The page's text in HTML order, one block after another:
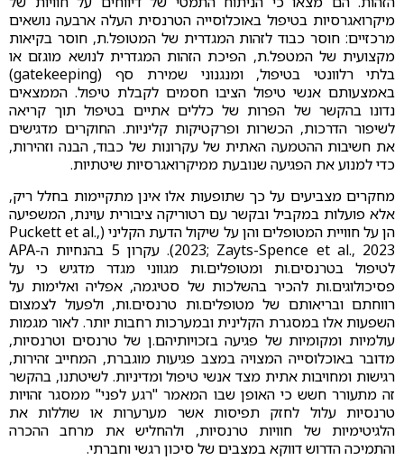
מיקרואגרסיות בטיפול באוכלוסייה הטרנסית העלה ארבעה נושאים
מרכזיים: חוסר כבוד לזהות המגדרית של המטופל.ת, חוסר בקיאות
מקצועית של המטפל.ת, הפיכת הזהות המגדרית לנושא מוגזם או
בלתי רלוונטי בטיפול, ומנגנוני שמירת סף (gatekeeping)
באמצעותם אנשי טיפול הציבו חסמים לקבלת טיפול. הממצאים
נדונו בהקשר של הפרות של כללים אתיים בטיפול תוך קריאה
לשיפור הדרכות, הכשרות ופרקטיקות קליניות. החוקרים מדגישים
את חשיבות ההטמעה האתית של עקרונות של כבוד, הבנה וזהירות,
כדי למנוע את הפגיעה שנובעת ממיקרואגרסיות שיטתיות.
מחקרים מצביעים על כך שתופעות אלו אינן מתקיימות בחלל ריק,
אלא פועלות במקביל ובקשר עם רטוריקה ציבורית עוינת, המשפיעה
הן על חוויית המטופלים והן על שיקול הדעת הקליני (Puckett et al.,
2023; Zayts-Spence et al., 2023). עקרון 5 בהנחיות ה-APA
לטיפול בטרנסים.ות ומטופלים.ות מגווני מגדר מדגיש כי על
פסיכולוגים.ות להכיר בהשלכות של סטיגמה, אפליה ואלימות על
רווחתם ובריאותם של מטופלים.ות טרנסים.ות, ולפעול לצמצום
השפעות אלו במסגרת הקלינית ובמערכות רחבות יותר. לאור מגמות
עולמיות ומקומיות של פגיעה בזכויותיהם.ן של טרנסים וטרנסיות,
מדובר באוכלוסייה המצויה במצב פגיעות מוגברת, המחייב זהירות,
רגישות ומחויבות אתית מצד אנשי טיפול ומדיניות. לשיטתנו, בהקשר
זה מתעורר חשש כי האופן שבו המאמר "רגע לפני" ממסגר זהויות
טרנסיות עלול לחזק תפיסות אשר מערערות או שוללות את
הלגיטימיות של חוויות טרנסיות, ולהחליש את מרחב ההכרה
והתמיכה הדרוש דווקא במצבים של סיכון רגשי וחברתי.